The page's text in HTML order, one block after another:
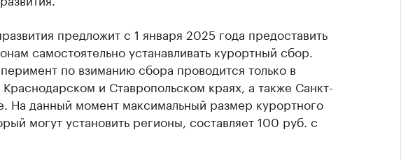
предложит с 1 января 2025 года предоставить
самостоятельно устанавливать курортный сбор.
по взиманию сбора проводится только в
и Ставропольском краях, а также Санкт-
На данный момент максимальный размер курортного
могут установить регионы, составляет 100 руб. с